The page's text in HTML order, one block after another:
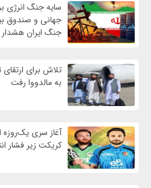
سایه جنگ انرژی
جهانی و صندوق
جنگ ایران هشدار
تلاش برای
به مالدووا رفت
آغاز سری یک‌روزه
کریکت زیر فشار